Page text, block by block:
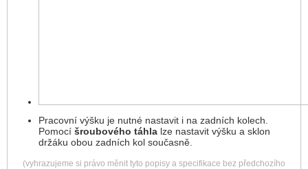
Pracovní výšku je nutné nastavit i na zadních kolech.
Pomocí šroubového táhla lze nastavit výšku a sklon
držáku obou zadních kol současně.
(vyhrazujeme si právo měnit tyto popisy a specifikace bez předchozího